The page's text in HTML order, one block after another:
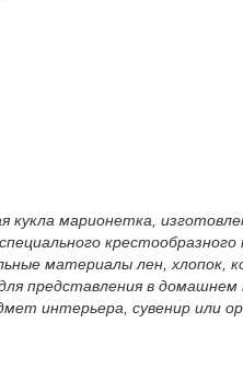
кукла марионетка,
крестообразного
материалы лен, хлопок,
представления в
интерьера, сувенир или